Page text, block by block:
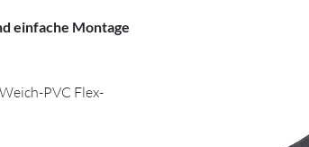
einfache Montage
PVC Flex-